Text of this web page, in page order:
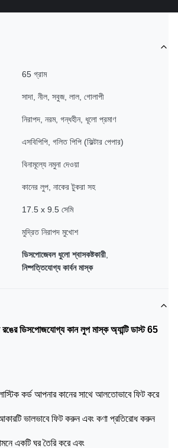
65 গ্রাম
সাদা, নীল, সবুজ, লাল, গোলাপী
নিরাপদ, নরম, গন্ধহীন, ধূলো প্রমাণ
এসবিপিপি, গলিত পিপি (ফিল্টার পেপার)
বিনামূল্যে নমুনা দেওয়া
কানের লুপ, নাকের টুকরা সহ
17.5 x 9.5 সেমি
মুদ্রিত নিরাপদ মুখোশ
ডিসপোজেবল ধুলো শ্বাসকষ্টকারী
নিষ্পত্তিযোগ্য কার্বন মাস্ক
ডিসপোজযোগ্য কান লুপ মাস্ক অ্যান্টি ডাস্ট 65
কর্ড আপনার কানের সাথে আলতোভাবে ফিট করে
ভালভাবে ফিট করুন এবং কণা প্রতিরোধ করুন
একটি ঘর তৈরি করে এবং